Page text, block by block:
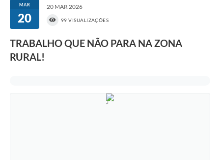
MAR
20
20 MAR 2026
99 VISUALIZAÇÕES
TRABALHO QUE NÃO PARA NA ZONA
RURAL!